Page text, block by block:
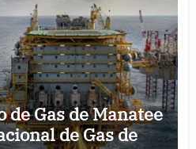
de Gas de Manatee
de Gas de